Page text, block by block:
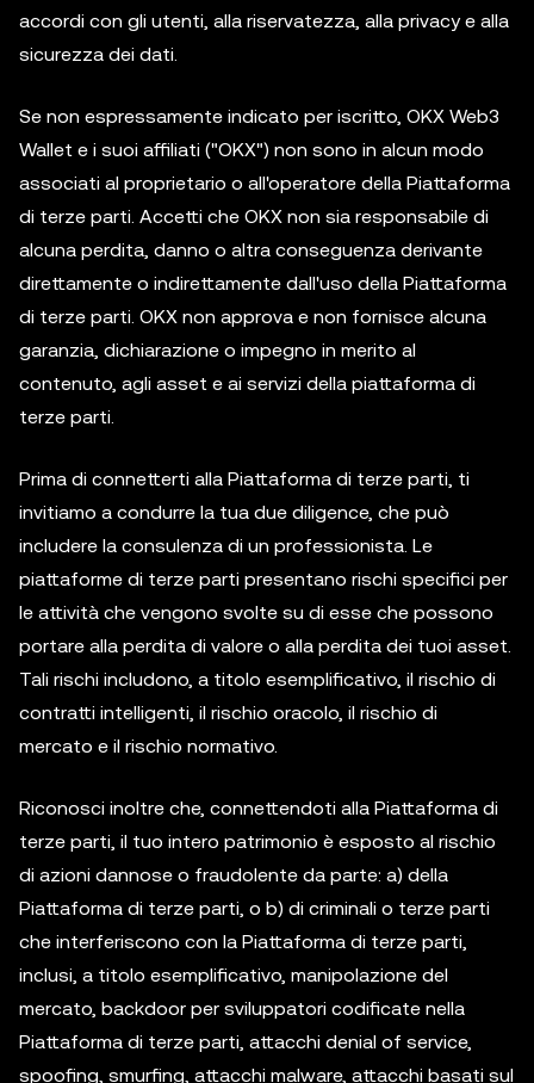
accordi con gli utenti, alla riservatezza, alla privacy e alla
sicurezza dei dati.
Se non espressamente indicato per iscritto, OKX Web3
Wallet e i suoi affiliati ("OKX") non sono in alcun modo
associati al proprietario o all'operatore della Piattaforma
di terze parti. Accetti che OKX non sia responsabile di
alcuna perdita, danno o altra conseguenza derivante
direttamente o indirettamente dall'uso della Piattaforma
di terze parti. OKX non approva e non fornisce alcuna
garanzia, dichiarazione o impegno in merito al
contenuto, agli asset e ai servizi della piattaforma di
terze parti.
Prima di connetterti alla Piattaforma di terze parti, ti
invitiamo a condurre la tua due diligence, che può
includere la consulenza di un professionista. Le
piattaforme di terze parti presentano rischi specifici per
le attività che vengono svolte su di esse che possono
portare alla perdita di valore o alla perdita dei tuoi asset.
Tali rischi includono, a titolo esemplificativo, il rischio di
contratti intelligenti, il rischio oracolo, il rischio di
mercato e il rischio normativo.
Riconosci inoltre che, connettendoti alla Piattaforma di
terze parti, il tuo intero patrimonio è esposto al rischio
di azioni dannose o fraudolente da parte: a) della
Piattaforma di terze parti, o b) di criminali o terze parti
che interferiscono con la Piattaforma di terze parti,
inclusi, a titolo esemplificativo, manipolazione del
mercato, backdoor per sviluppatori codificate nella
Piattaforma di terze parti, attacchi denial of service,
spoofing, smurfing, attacchi malware, attacchi basati sul